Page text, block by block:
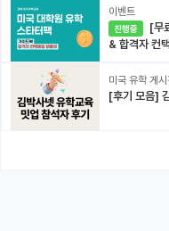
이벤트
진행중
& 합격자 컨
미국 유학 게
[후기 모음]